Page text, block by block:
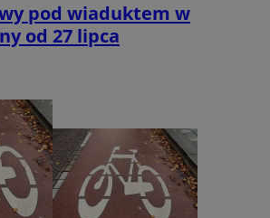
pod wiaduktem w
od 27 lipca